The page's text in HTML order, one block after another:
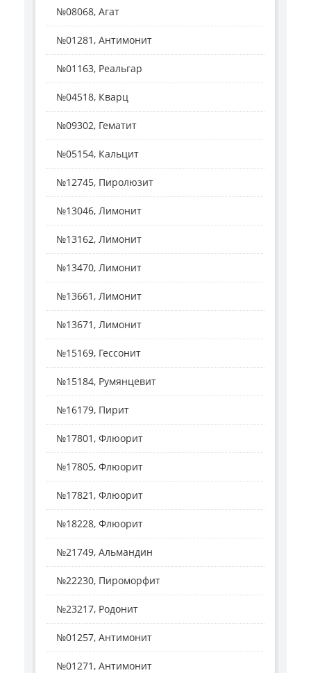
№08068, Агат
№01281, Антимонит
№01163, Реальгар
№04518, Кварц
№09302, Гематит
№05154, Кальцит
№12745, Пиролюзит
№13046, Лимонит
№13162, Лимонит
№13470, Лимонит
№13661, Лимонит
№13671, Лимонит
№15169, Гессонит
№15184, Румянцевит
№16179, Пирит
№17801, Флюорит
№17805, Флюорит
№17821, Флюорит
№18228, Флюорит
№21749, Альмандин
№22230, Пироморфит
№23217, Родонит
№01257, Антимонит
№01271, Антимонит